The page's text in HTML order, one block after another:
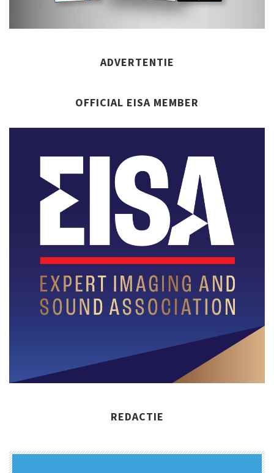
ADVERTENTIE
OFFICIAL EISA MEMBER
REDACTIE